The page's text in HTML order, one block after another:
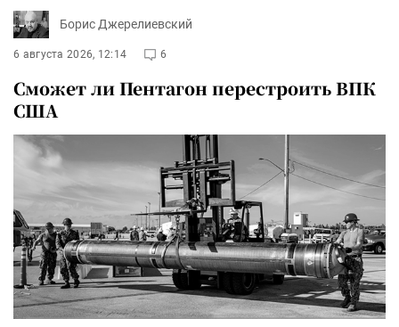
Борис Джерелиевский
6 августа 2026, 12:14 6
Сможет ли Пентагон перестроить ВПК
США